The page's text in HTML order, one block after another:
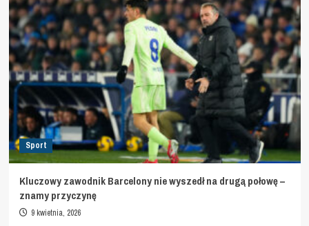
Sport
Kluczowy zawodnik Barcelony nie wyszedł na drugą połowę –
znamy przyczynę
9 kwietnia, 2026